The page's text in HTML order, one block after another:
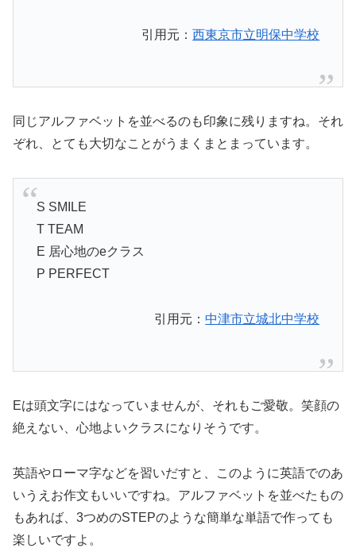
引用元：西東京市立明保中学校
同じアルファベットを並べるのも印象に残りますね。それ
ぞれ、とても大切なことがうまくまとまっています。
S SMILE
T TEAM
E 居心地のeクラス
P PERFECT
引用元：中津市立城北中学校
Eは頭文字にはなっていませんが、それもご愛敬。笑顔の
絶えない、心地よいクラスになりそうです。
英語やローマ字などを習いだすと、このように英語でのあ
いうえお作文もいいですね。アルファベットを並べたもの
もあれば、3つめのSTEPのような簡単な単語で作っても
楽しいですよ。